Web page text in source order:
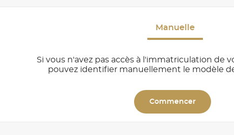
Manuelle
Si vous n'avez pas accès à l'immatriculation de
pouvez identifier manuellement le modèle
Commencer